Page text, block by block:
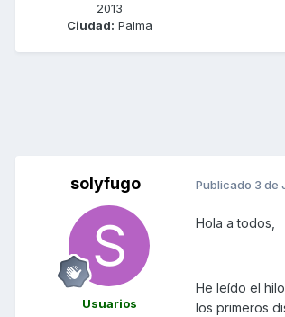
2013
Ciudad: Palma
solyfugo
Usuarios
Publicado 3 de
Hola a todos,
He leído el
los primeros